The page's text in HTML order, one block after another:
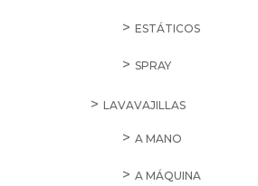
ESTÁTICOS
SPRAY
LAVAVAJILLAS
A MANO
A MÁQUINA